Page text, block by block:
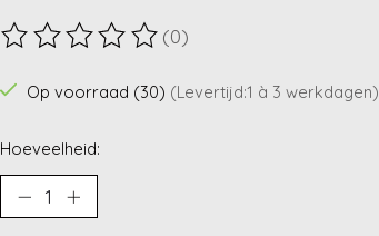
De beoordeling van dit product is
(0)
Op voorraad (30) (Levertijd:1 à 3 werkdagen)
Hoeveelheid: